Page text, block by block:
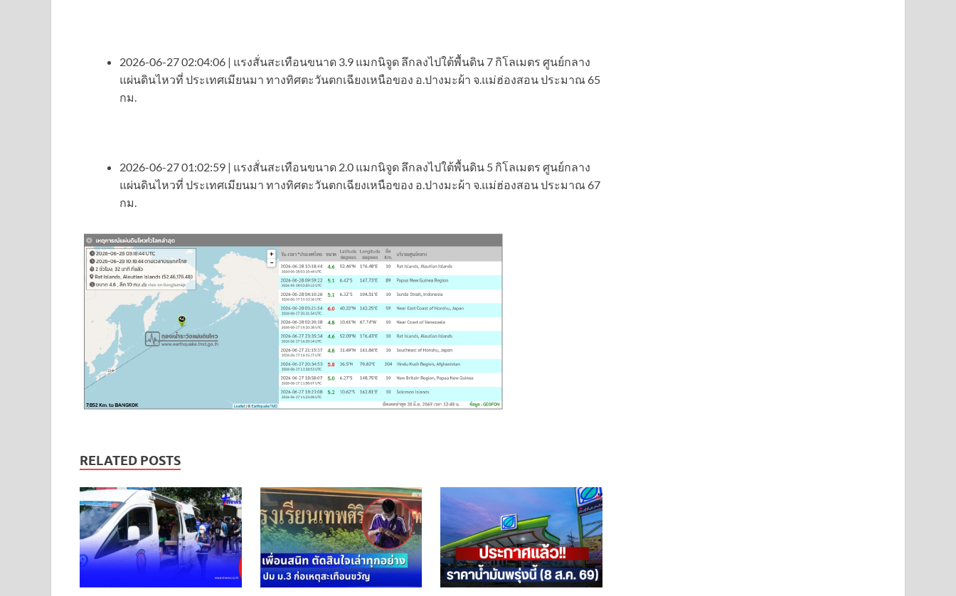
2026-06-27 02:04:06 | แรงสั่นสะเทือนขนาด 3.9 แมกนิจูด ลึกลงไปใต้พื้นดิน 7 กิโลเมตร ศูนย์กลาง
แผ่นดินไหวที่ ประเทศเมียนมา ทางทิศตะวันตกเฉียงเหนือของ อ.ปางมะผ้า จ.แม่ฮ่องสอน ประมาณ 65
กม.
2026-06-27 01:02:59 | แรงสั่นสะเทือนขนาด 2.0 แมกนิจูด ลึกลงไปใต้พื้นดิน 5 กิโลเมตร ศูนย์กลาง
แผ่นดินไหวที่ ประเทศเมียนมา ทางทิศตะวันตกเฉียงเหนือของ อ.ปางมะผ้า จ.แม่ฮ่องสอน ประมาณ 67
กม.
RELATED POSTS